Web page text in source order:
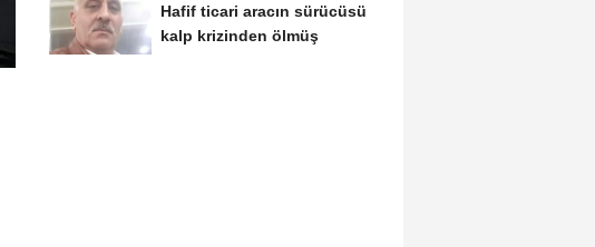
Hafif ticari aracın sürücüsü
kalp krizinden ölmüş